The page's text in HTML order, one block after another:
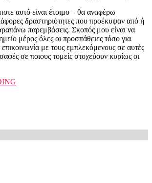
αυτό είναι έτοιμο – θα αναφέρω
δραστηριότητες που προέκυψαν από ή
παρεμβάσεις. Σκοπός μου είναι να
μέρος όλες οι προσπάθειες τόσο για
με τους εμπλεκόμενους σε αυτές
σε ποιους τομείς στοχεύουν κυρίως οι